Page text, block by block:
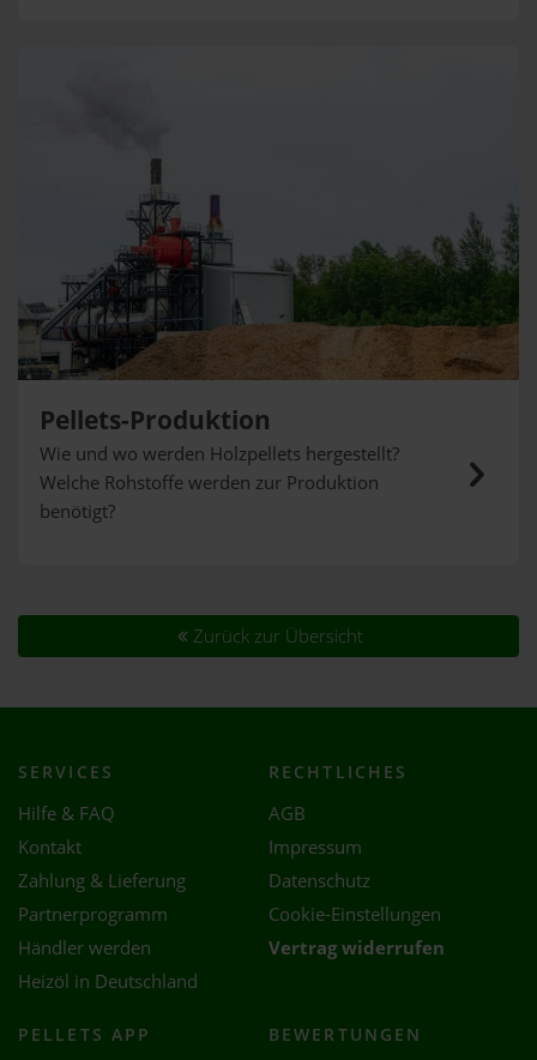
Pellets-Produktion
Wie und wo werden Holzpellets hergestellt?
Welche Rohstoffe werden zur Produktion
benötigt?
Zurück zur Übersicht
SERVICES
Hilfe & FAQ
Kontakt
Zahlung & Lieferung
Partnerprogramm
Händler werden
Heizöl in Deutschland
RECHTLICHES
AGB
Impressum
Datenschutz
Cookie-Einstellungen
Vertrag widerrufen
PELLETS APP BEWERTUNGEN